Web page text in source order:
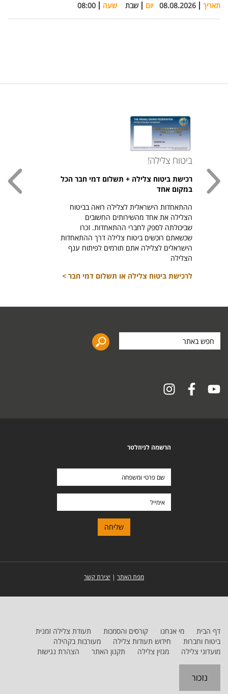
תאריך
08.08.2026 יום שבת שעה 08:00
ביטוח צלילה!
רכישת ביטוח צלילה + תשלום דמי חבר הכל
במקום אחד
ההתאחדות הישראלית לצלילה רואה בביטוח
הצלילה את אחד מהשירותים החשובים
שביכולתה לספק לחברי ההתאחדות. זכרו
שכשאתם רוכשים ביטוח צלילה דרך ההתאחדות
הישראלים לצלילה אתם תורמים לפיתוח ענף
הצלילה
לרכישת ביטוח צלילה או תשלום דמי חבר >
באתר
הרשמה לניוזלטר
מפת האתר | יצירת קשר
דף הבית מי אנחנו קורסים והסמכות
תעודת צלילה זמנית
ביטוח וחברות
חידוש תעודות צלילה
מעורבות בקהילה
מועדוני צלילה
מגזין צלילה תקנון האתר הצהרת נגישות
נזכור